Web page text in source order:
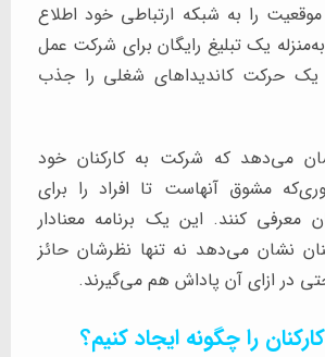
را به شبکه ارتباطی خود اطلاع
یک تبلیغ رایگان برای شرکت عمل
یک حرکت کاندیداهای شغلی را جذب
می‌دهد که شرکت به کارکنان خود
مشوق آنهاست تا افراد را برای
معرفی کنند. این یک برنامه معنادار
نشان می‌دهد نه تنها نظرشان حائز
در ازای آن پاداش هم می‌گیرند.
را چگونه ایجاد کنیم؟